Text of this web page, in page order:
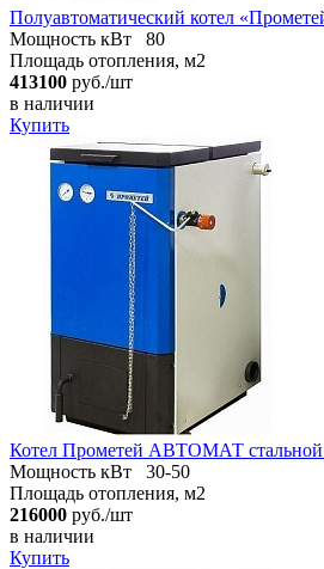
Полуавтоматический котел
Мощность кВт
80
Площадь отопления, м2
413100 руб./шт
в наличии
Купить
Котел Прометей АВТОМАТ стальной
Мощность кВт
30-50
Площадь отопления, м2
216000 руб./шт
в наличии
Купить